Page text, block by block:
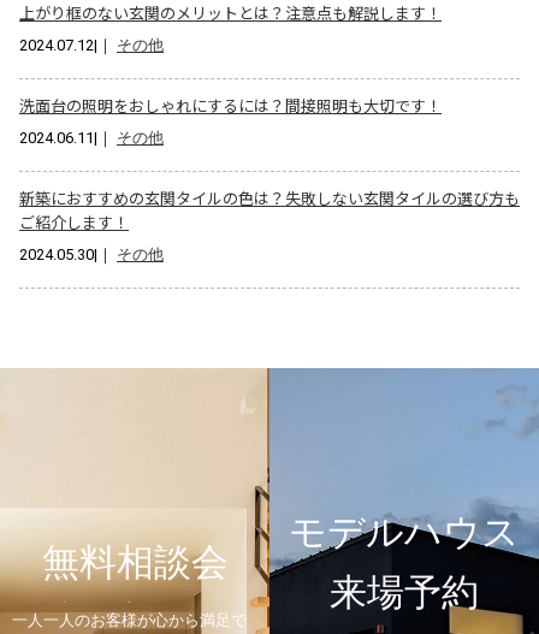
上がり框のない玄関のメリットとは？注意点も解説します！
2024.07.12|｜ その他
洗面台の照明をおしゃれにするには？間接照明も大切です！
2024.06.11|｜ その他
新築におすすめの玄関タイルの色は？失敗しない玄関タイルの選び方も
ご紹介します！
2024.05.30|｜ その他
無料相談会
一人一人のお客様が心から満足で
モデルハウス
来場予約